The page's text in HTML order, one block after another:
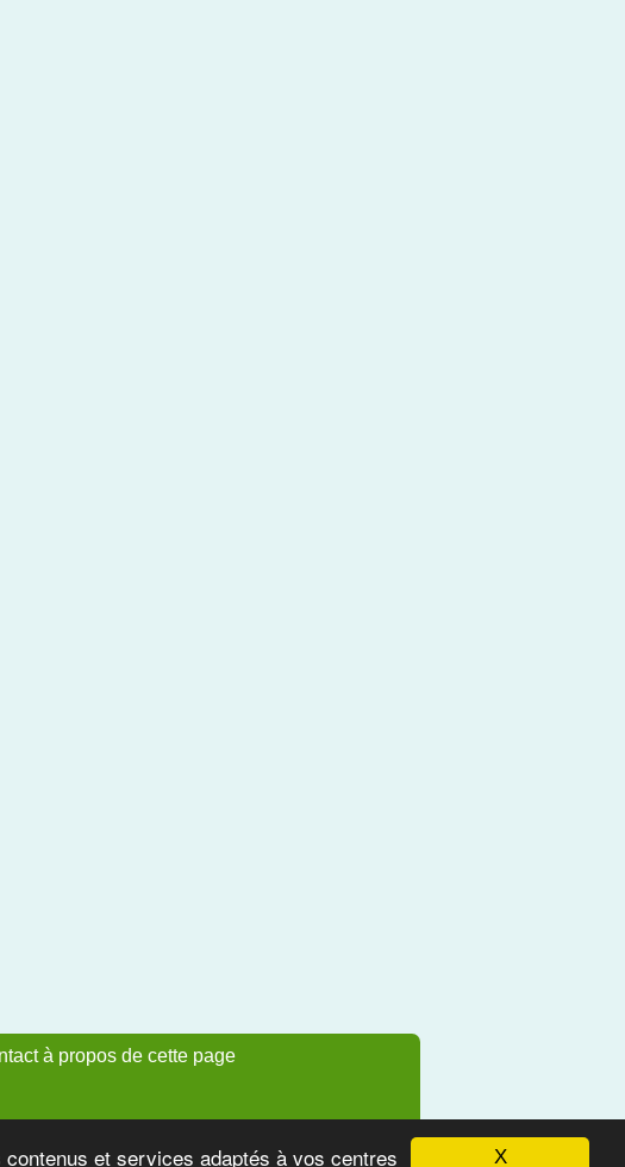
X
et services adaptés à vos centres
à propos de cette page